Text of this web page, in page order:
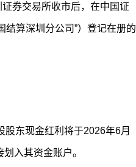
券交易所收市后，在中国证
结算深圳分公司”）登记在册的
东现金红利将于2026年6月
入其资金账户。